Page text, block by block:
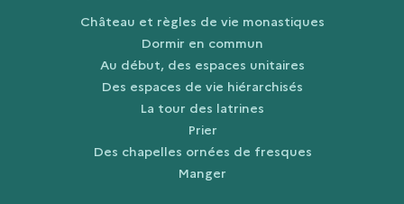
Château et règles de vie monastiques
Dormir en commun
Au début, des espaces unitaires
Des espaces de vie hiérarchisés
La tour des latrines
Prier
Des chapelles ornées de fresques
Manger